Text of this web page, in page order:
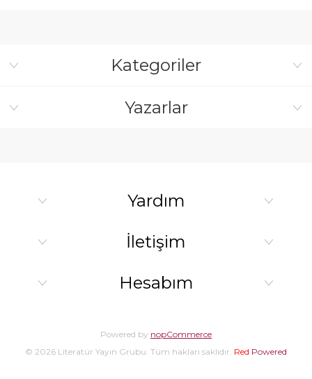
Kategoriler
Yazarlar
Yardım
İletişim
Hesabım
Powered by nopCommerce
© 2026 Literatür Yayın Grubu. Tüm hakları saklıdır. Red Powered